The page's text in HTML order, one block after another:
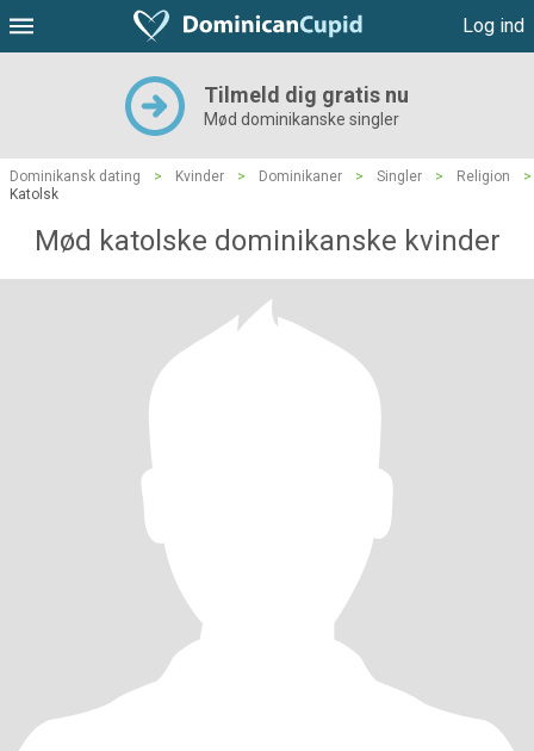
Log ind
Tilmeld dig gratis nu
Mød dominikanske singler
Dominikansk dating > Kvinder > Dominikaner > Singler > Religion
>
Katolsk
Mød katolske dominikanske kvinder